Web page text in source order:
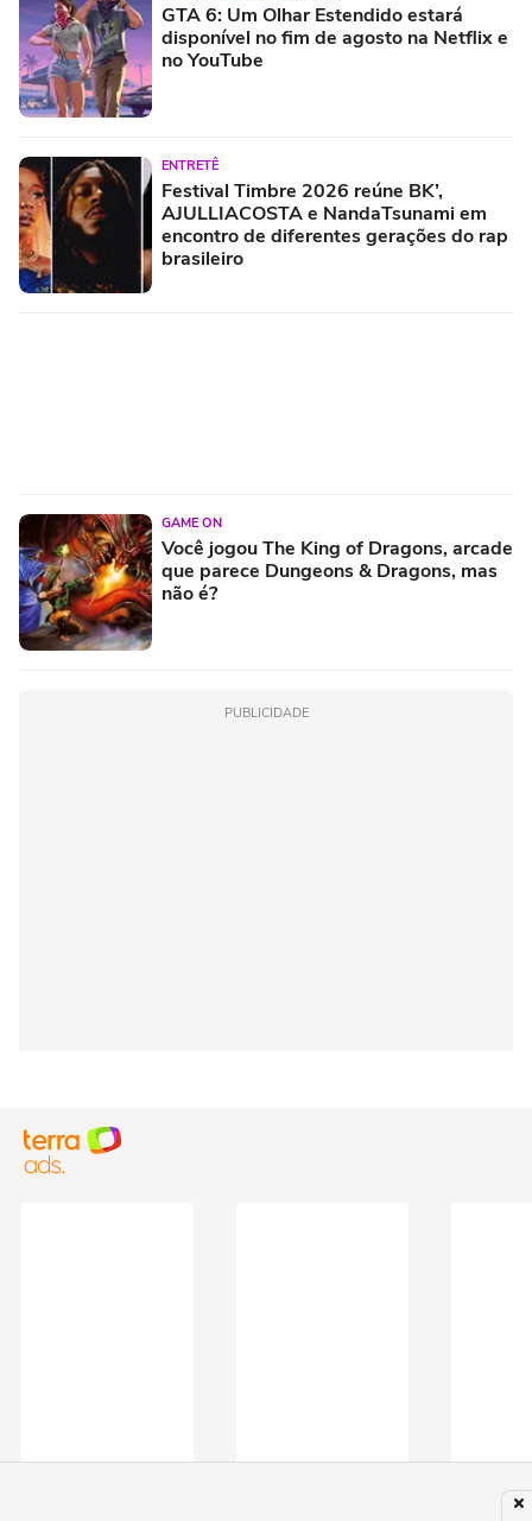
GTA 6: Um Olhar Estendido estará
disponível no fim de agosto na Netflix e
no YouTube
ENTRETÊ
Festival Timbre 2026 reúne BK’,
AJULLIACOSTA e NandaTsunami em
encontro de diferentes gerações do rap
brasileiro
GAME ON
Você jogou The King of Dragons, arcade
que parece Dungeons & Dragons, mas
não é?
PUBLICIDADE